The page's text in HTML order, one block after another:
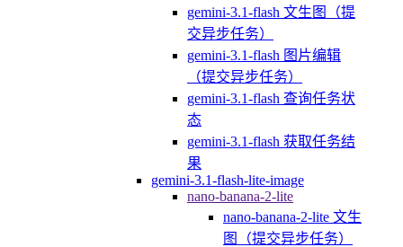
gemini-3.1-flash 文生图（提
交异步任务）
gemini-3.1-flash 图片编辑
（提交异步任务）
gemini-3.1-flash 查询任务状
态
gemini-3.1-flash 获取任务结
果
gemini-3.1-flash-lite-image
nano-banana-2-lite
nano-banana-2-lite 文生
图（提交异步任务）